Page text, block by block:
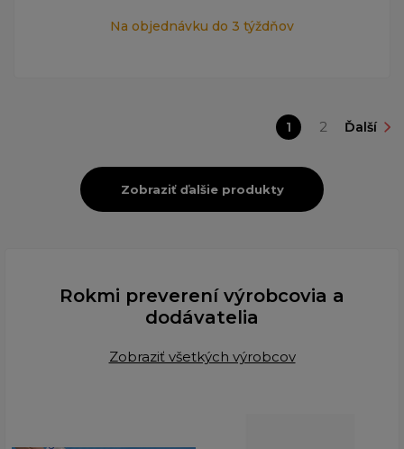
Na objednávku do 3 týždňov
1 2 Ďalší
Zobraziť ďalšie produkty
Rokmi preverení výrobcovia a
dodávatelia
Zobraziť všetkých výrobcov